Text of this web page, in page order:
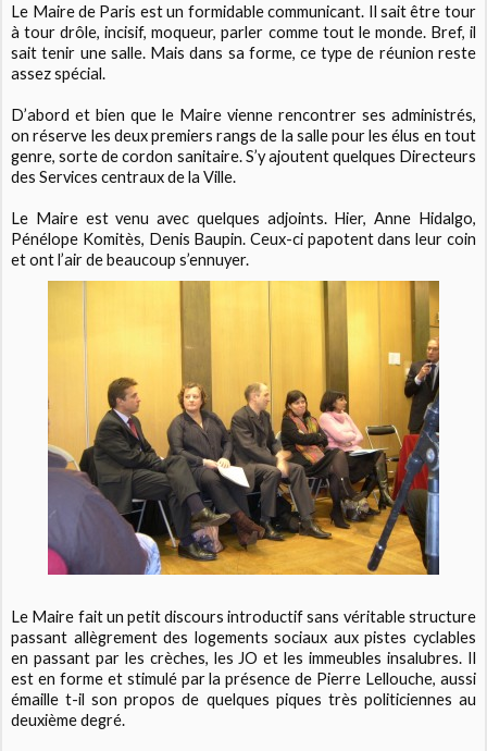
Le Maire de Paris est un formidable communicant. Il sait être tour
à tour drôle, incisif, moqueur, parler comme tout le monde. Bref, il
sait tenir une salle. Mais dans sa forme, ce type de réunion reste
assez spécial.
D’abord et bien que le Maire vienne rencontrer ses administrés,
on réserve les deux premiers rangs de la salle pour les élus en tout
genre, sorte de cordon sanitaire. S’y ajoutent quelques Directeurs
des Services centraux de la Ville.
Le Maire est venu avec quelques adjoints. Hier, Anne Hidalgo,
Pénélope Komitès, Denis Baupin. Ceux-ci papotent dans leur coin
et ont l’air de beaucoup s’ennuyer.
Le Maire fait un petit discours introductif sans véritable structure
passant allègrement des logements sociaux aux pistes cyclables
en passant par les crèches, les JO et les immeubles insalubres. Il
est en forme et stimulé par la présence de Pierre Lellouche, aussi
émaille t-il son propos de quelques piques très politiciennes au
deuxième degré.